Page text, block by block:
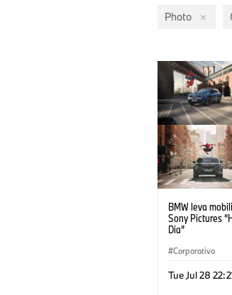
Photo
BMW leva
Sony Pictures
Dia”
Corporativo
Tue Jul 28